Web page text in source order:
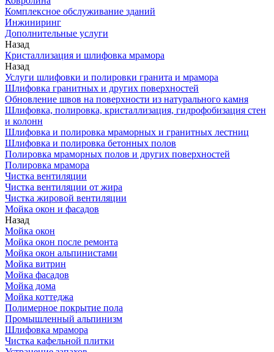
Комплексное обслуживание зданий
Инжиниринг
Дополнительные услуги
Назад
Кристаллизация и шлифовка мрамора
Назад
Услуги шлифовки и полировки гранита и мрамора
Шлифовка гранитных и других поверхностей
Обновление швов на поверхности из натурального камня
Шлифовка, полировка, кристаллизация, гидрофобизация стен
и колонн
Шлифовка и полировка мраморных и гранитных лестниц
Шлифовка и полировка бетонных полов
Полировка мраморных полов и других поверхностей
Полировка мрамора
Чистка вентиляции
Чистка вентиляции от жира
Чистка жировой вентиляции
Мойка окон и фасадов
Назад
Мойка окон
Мойка окон после ремонта
Мойка окон альпинистами
Мойка витрин
Мойка фасадов
Мойка дома
Мойка коттеджа
Полимерное покрытие пола
Промышленный альпинизм
Шлифовка мрамора
Чистка кафельной плитки